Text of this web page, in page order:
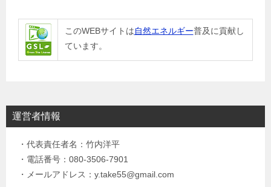
このWEBサイトは自然エネルギー普及に貢献し
ています。
運営者情報
・代表責任者名：竹内洋平
・電話番号：080-3506-7901
・メールアドレス：y.take55@gmail.com